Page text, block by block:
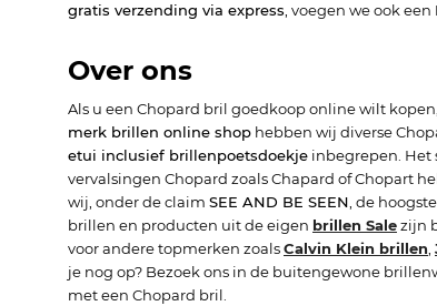
gratis verzending via express, voegen we ook een
Over ons
Als u een Chopard bril goedkoop online wilt
merk brillen online shop hebben wij diverse
etui inclusief brillenpoetsdoekje inbegrepen. Het
vervalsingen Chopard zoals Chapard of Chopart
wij, onder de claim SEE AND BE SEEN, de
brillen en producten uit de eigen brillen Salezijn
voor andere topmerken zoalsCalvin Klein brillen,
je nog op? Bezoek ons in de buitengewone
met een Chopard bril.